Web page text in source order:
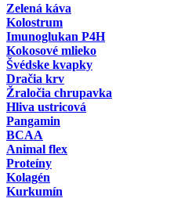
Zelená káva
Kolostrum
Imunoglukan P4H
Kokosové mlieko
Švédske kvapky
Dračia krv
Žraločia chrupavka
Hliva ustricová
Pangamin
BCAA
Animal flex
Proteíny
Kolagén
Kurkumín